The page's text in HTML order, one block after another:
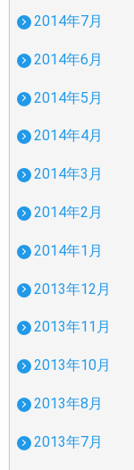
2014年7月
2014年6月
2014年5月
2014年4月
2014年3月
2014年2月
2014年1月
2013年12月
2013年11月
2013年10月
2013年8月
2013年7月